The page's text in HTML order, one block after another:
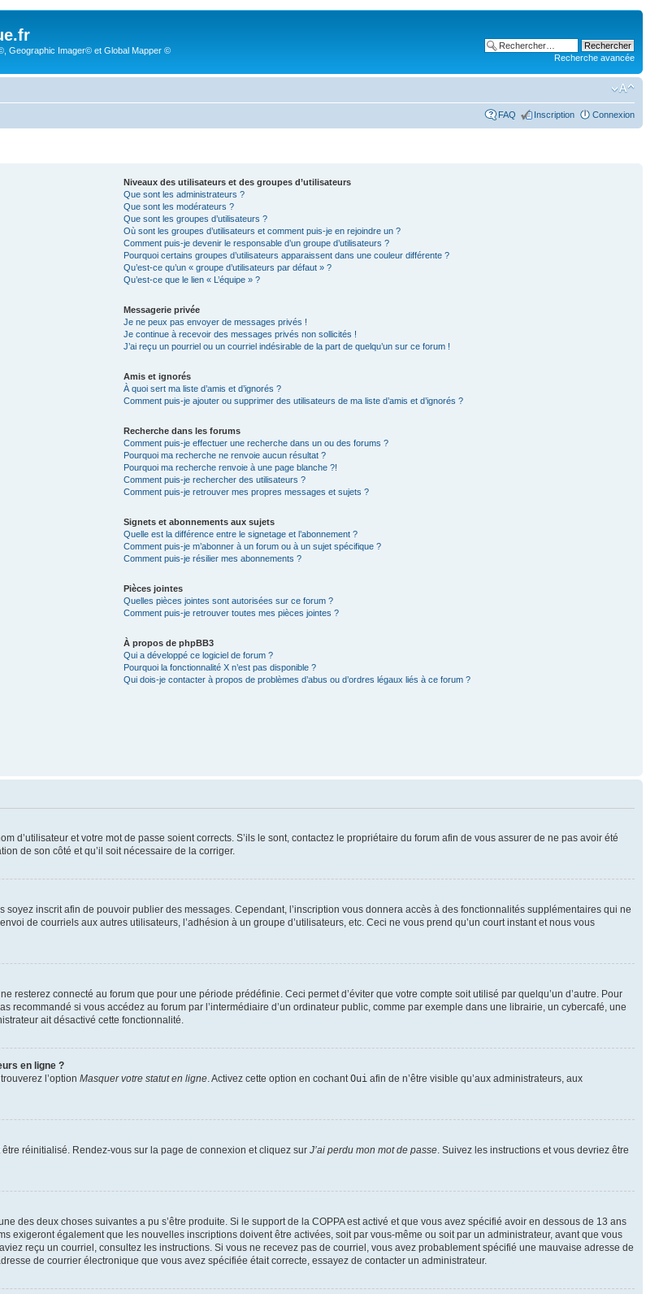
Geographic Imager© et Global Mapper ©
Recherche avancée
FAQ Inscription Connexion
Niveaux des utilisateurs et des groupes d’utilisateurs
Que sont les administrateurs ?
Que sont les modérateurs ?
Que sont les groupes d’utilisateurs ?
Où sont les groupes d’utilisateurs et comment puis-je en rejoindre un ?
Comment puis-je devenir le responsable d’un groupe d’utilisateurs ?
Pourquoi certains groupes d’utilisateurs apparaissent dans une couleur différente ?
Qu’est-ce qu’un « groupe d’utilisateurs par défaut » ?
Qu’est-ce que le lien « L’équipe » ?
Messagerie privée
Je ne peux pas envoyer de messages privés !
Je continue à recevoir des messages privés non sollicités !
J’ai reçu un pourriel ou un courriel indésirable de la part de quelqu’un sur ce forum !
Amis et ignorés
À quoi sert ma liste d’amis et d’ignorés ?
Comment puis-je ajouter ou supprimer des utilisateurs de ma liste d’amis et d’ignorés ?
Recherche dans les forums
Comment puis-je effectuer une recherche dans un ou des forums ?
Pourquoi ma recherche ne renvoie aucun résultat ?
Pourquoi ma recherche renvoie à une page blanche ?!
Comment puis-je rechercher des utilisateurs ?
Comment puis-je retrouver mes propres messages et sujets ?
Signets et abonnements aux sujets
Quelle est la différence entre le signetage et l’abonnement ?
Comment puis-je m’abonner à un forum ou à un sujet spécifique ?
Comment puis-je résilier mes abonnements ?
Pièces jointes
Quelles pièces jointes sont autorisées sur ce forum ?
Comment puis-je retrouver toutes mes pièces jointes ?
À propos de phpBB3
Qui a développé ce logiciel de forum ?
Pourquoi la fonctionnalité X n’est pas disponible ?
Qui dois-je contacter à propos de problèmes d’abus ou d’ordres légaux liés à ce forum ?
d’utilisateur et votre mot de passe soient corrects. S’ils le sont, contactez le propriétaire du forum afin de vous assurer de ne pas avoir été
de son côté et qu’il soit nécessaire de la corriger.
inscrit afin de pouvoir publier des messages. Cependant, l’inscription vous donnera accès à des fonctionnalités supplémentaires qui ne
de courriels aux autres utilisateurs, l’adhésion à un groupe d’utilisateurs, etc. Ceci ne vous prend qu’un court instant et nous vous
resterez connecté au forum que pour une période prédéfinie. Ceci permet d’éviter que votre compte soit utilisé par quelqu’un d’autre. Pour
recommandé si vous accédez au forum par l’intermédiaire d’un ordinateur public, comme par exemple dans une librairie, un cybercafé, une
ait désactivé cette fonctionnalité.
en ligne ?
l’option Masquer votre statut en ligne . Activez cette option en cochant Oui afin de n’être visible qu’aux administrateurs, aux
réinitialisé. Rendez-vous sur la page de connexion et cliquez sur J’ai perdu mon mot de passe . Suivez les instructions et vous devriez être
des deux choses suivantes a pu s’être produite. Si le support de la COPPA est activé et que vous avez spécifié avoir en dessous de 13 ans
exigeront également que les nouvelles inscriptions doivent être activées, soit par vous-même ou soit par un administrateur, avant que vous
reçu un courriel, consultez les instructions. Si vous ne recevez pas de courriel, vous avez probablement spécifié une mauvaise adresse de
de courrier électronique que vous avez spécifiée était correcte, essayez de contacter un administrateur.